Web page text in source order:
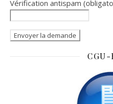
Vérification antispam
CGU-